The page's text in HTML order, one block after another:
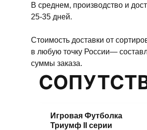
В среднем, производство и
25-35 дней.
Стоимость доставки от
в любую точку России—
суммы заказа.
Игровая Футболка
Триумф II серии